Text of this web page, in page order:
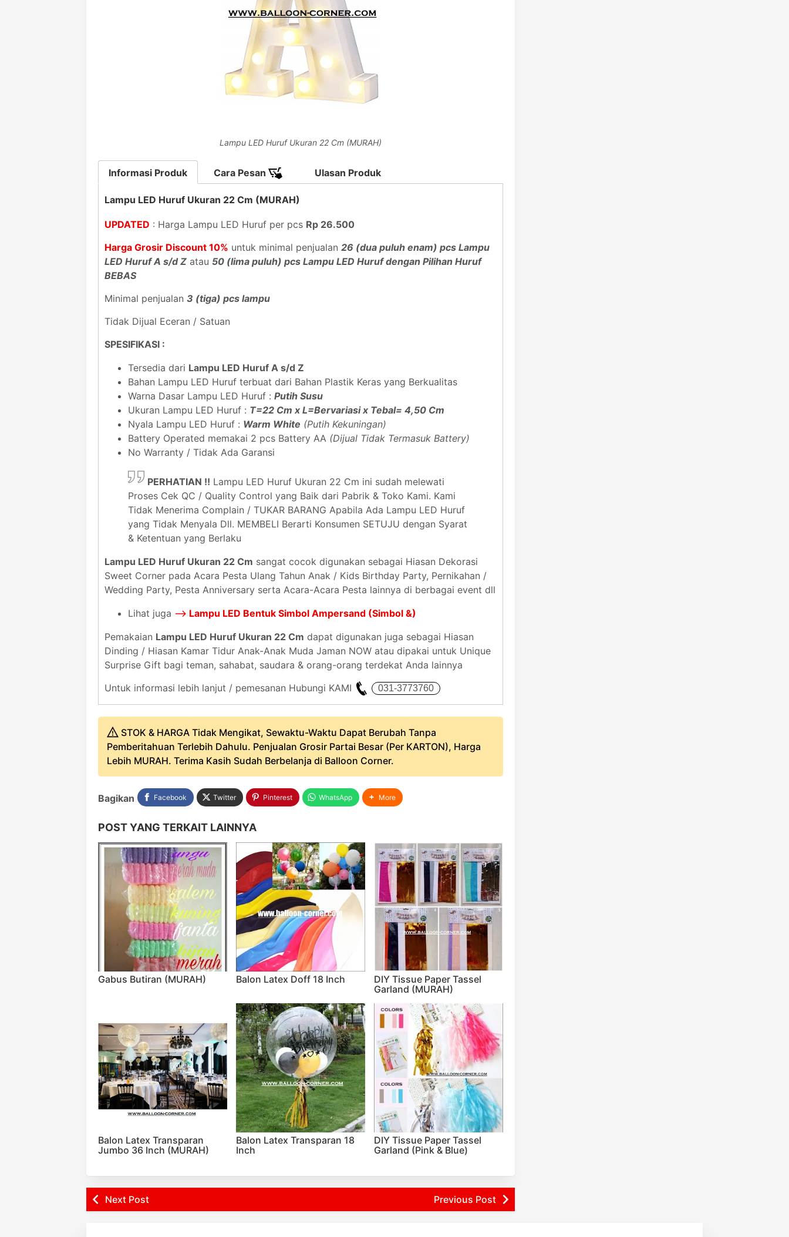
Lampu LED Huruf Ukuran 22 Cm (MURAH)
Informasi Produk
Lampu LED Huruf Ukuran 22 Cm (MURAH)
UPDATED : Harga Lampu LED Huruf per pcs Rp 26.500
Harga Grosir Discount 10% untuk minimal penjualan 26 (dua puluh enam) pcs Lampu
LED Huruf A s/d Z atau 50 (lima puluh) pcs Lampu LED Huruf dengan Pilihan Huruf
BEBAS
Minimal penjualan 3 (tiga) pcs lampu
Tidak Dijual Eceran / Satuan
SPESIFIKASI :
Tersedia dari Lampu LED Huruf A s/d Z
Bahan Lampu LED Huruf terbuat dari Bahan Plastik Keras yang Berkualitas
Warna Dasar Lampu LED Huruf : Putih Susu
Ukuran Lampu LED Huruf : T=22 Cm x L=Bervariasi x Tebal= 4,50 Cm
Nyala Lampu LED Huruf : Warm White (Putih Kekuningan)
Battery Operated memakai 2 pcs Battery AA (Dijual Tidak Termasuk Battery)
No Warranty / Tidak Ada Garansi
PERHATIAN !! Lampu LED Huruf Ukuran 22 Cm ini sudah melewati
Proses Cek QC / Quality Control yang Baik dari Pabrik & Toko Kami. Kami
Tidak Menerima Complain / TUKAR BARANG Apabila Ada Lampu LED Huruf
yang Tidak Menyala Dll. MEMBELI Berarti Konsumen SETUJU dengan Syarat
& Ketentuan yang Berlaku
Lampu LED Huruf Ukuran 22 Cm sangat cocok digunakan sebagai Hiasan Dekorasi
Sweet Corner pada Acara Pesta Ulang Tahun Anak / Kids Birthday Party, Pernikahan /
Wedding Party, Pesta Anniversary serta Acara-Acara Pesta lainnya di berbagai event dll
Lihat juga --> Lampu LED Bentuk Simbol Ampersand (Simbol &)
Pemakaian Lampu LED Huruf Ukuran 22 Cm dapat digunakan juga sebagai Hiasan
Dinding / Hiasan Kamar Tidur Anak-Anak Muda Jaman NOW atau dipakai untuk Unique
Surprise Gift bagi teman, sahabat, saudara & orang-orang terdekat Anda lainnya
Untuk informasi lebih lanjut / pemesanan Hubungi KAMI
Cara Pesan Ulasan Produk
STOK & HARGA Tidak Mengikat, Sewaktu-Waktu Dapat Berubah Tanpa
Pemberitahuan Terlebih Dahulu. Penjualan Grosir Partai Besar (Per KARTON), Harga
Lebih MURAH. Terima Kasih Sudah Berbelanja di Balloon Corner.
Bagikan Facebook Twitter Pinterest WhatsApp More
POST YANG TERKAIT LAINNYA
Gabus Butiran (MURAH) Balon Latex Doff 18 Inch
DIY Tissue Paper Tassel
Garland (MURAH)
Balon Latex Transparan
Jumbo 36 Inch (MURAH)
Balon Latex Transparan 18
Inch
DIY Tissue Paper Tassel
Garland (Pink & Blue)
Next Post Previous Post